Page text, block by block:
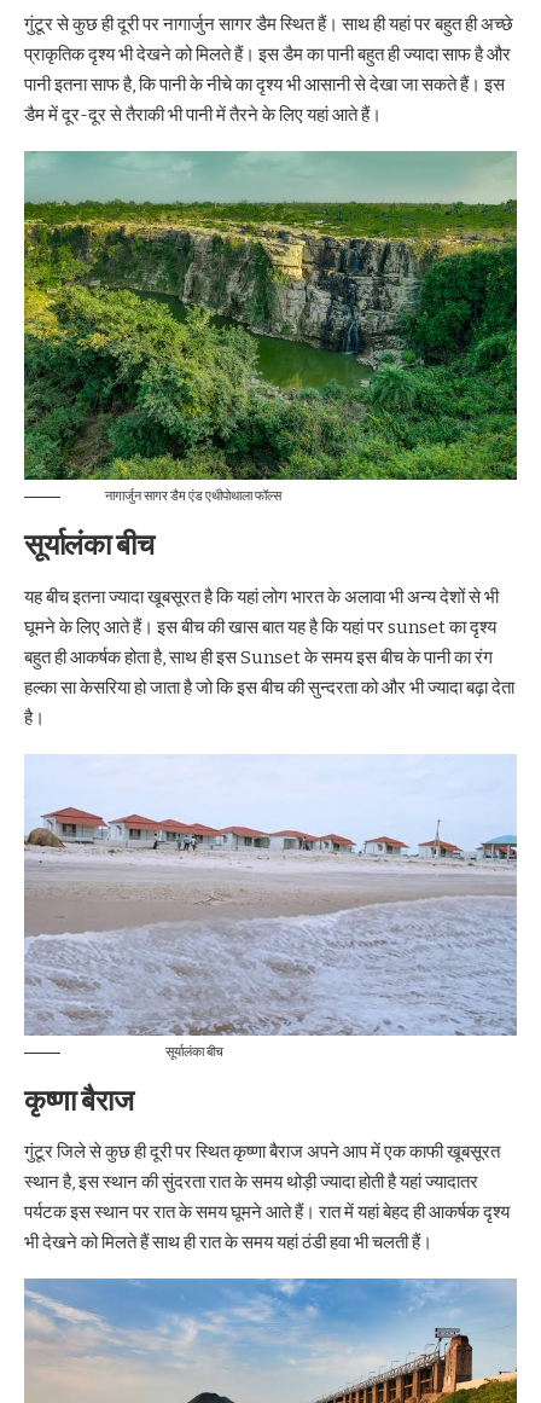
गुंटूर से कुछ ही दूरी पर नागार्जुन सागर डैम स्थित हैं। साथ ही यहां पर बहुत ही अच्छे
प्राकृतिक दृश्य भी देखने को मिलते हैं। इस डैम का पानी बहुत ही ज्यादा साफ है और
पानी इतना साफ है, कि पानी के नीचे का दृश्य भी आसानी से देखा जा सकते हैं। इस
डैम में दूर-दूर से तैराकी भी पानी में तैरने के लिए यहां आते हैं।
नागार्जुन सागर डैम एंड एथीपोथाला फॉल्स
सूर्यालंका बीच
यह बीच इतना ज्यादा खूबसूरत है कि यहां लोग भारत के अलावा भी अन्य देशों से भी
घूमने के लिए आते हैं। इस बीच की खास बात यह है कि यहां पर sunset का दृश्य
बहुत ही आकर्षक होता है, साथ ही इस Sunset के समय इस बीच के पानी का रंग
हल्का सा केसरिया हो जाता है जो कि इस बीच की सुन्दरता को और भी ज्यादा बढ़ा देता
है।
सूर्यालंका बीच
कृष्णा बैराज
गुंटूर जिले से कुछ ही दूरी पर स्थित कृष्णा बैराज अपने आप में एक काफी खूबसूरत
स्थान है, इस स्थान की सुंदरता रात के समय थोड़ी ज्यादा होती है यहां ज्यादातर
पर्यटक इस स्थान पर रात के समय घूमने आते हैं। रात में यहां बेहद ही आकर्षक दृश्य
भी देखने को मिलते हैं साथ ही रात के समय यहां ठंडी हवा भी चलती हैं।